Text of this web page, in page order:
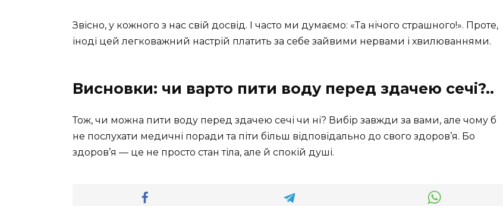
Звісно, у кожного з нас свій досвід. І часто ми думаємо: «Та нічого страшного!». Проте,
іноді цей легковажний настрій платить за себе зайвими нервами і хвилюваннями.
Висновки: чи варто пити воду перед здачею сечі?..
Тож, чи можна пити воду перед здачею сечі чи ні? Вибір завжди за вами, але чому б
не послухати медичні поради та піти більш відповідально до свого здоров’я. Бо
здоров’я — це не просто стан тіла, але й спокій душі.